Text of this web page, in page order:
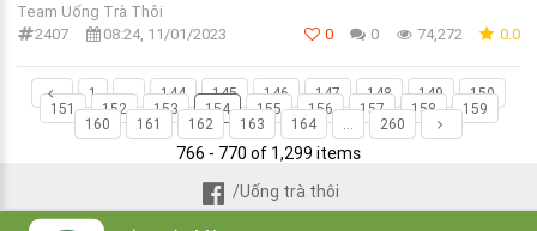
Team Uống Trà Thôi
2407
08:24, 11/01/2023 0 0 74,272 0.0
1 ... 144 145 146 147 148 149
150
151
152 153 154 155 156 157 158
159
160
161 162 163 164 ... 260
766 - 770 of 1,299 items
/Uống trà thôi